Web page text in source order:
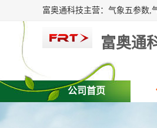
富奥通
公司首页